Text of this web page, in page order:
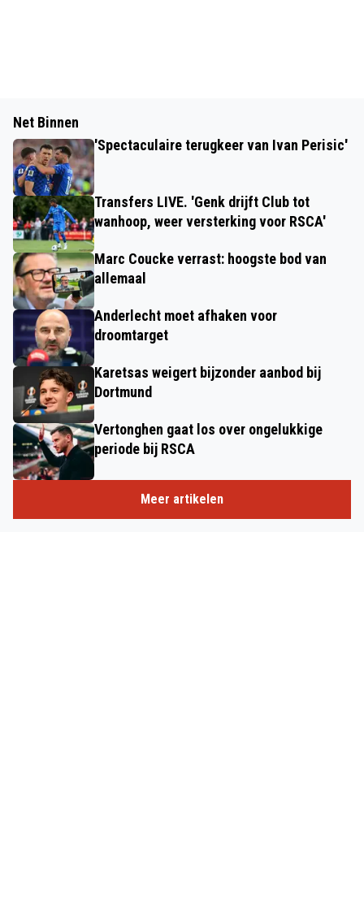
Net Binnen
'Spectaculaire terugkeer van Ivan Perisic'
Transfers LIVE. 'Genk drijft Club tot
wanhoop, weer versterking voor RSCA'
Marc Coucke verrast: hoogste bod van
allemaal
Anderlecht moet afhaken voor
droomtarget
Karetsas weigert bijzonder aanbod bij
Dortmund
Vertonghen gaat los over ongelukkige
periode bij RSCA
Meer artikelen